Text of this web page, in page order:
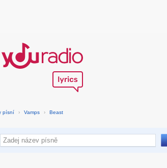
písní › Vamps › Beast